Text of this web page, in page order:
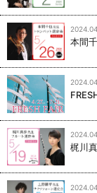
本間
梶川